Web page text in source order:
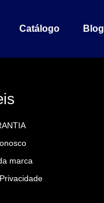
Catálogo Blog
marca